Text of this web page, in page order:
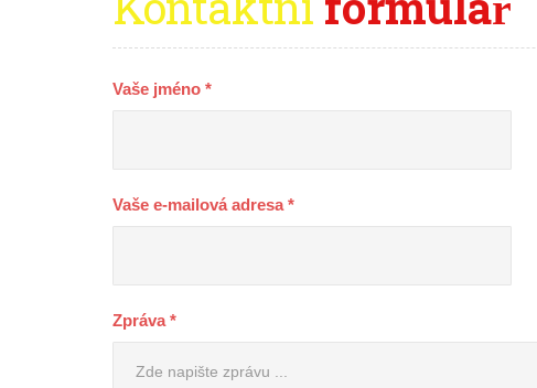
Vaše jméno *
Vaše e-mailová adresa *
Zpráva *